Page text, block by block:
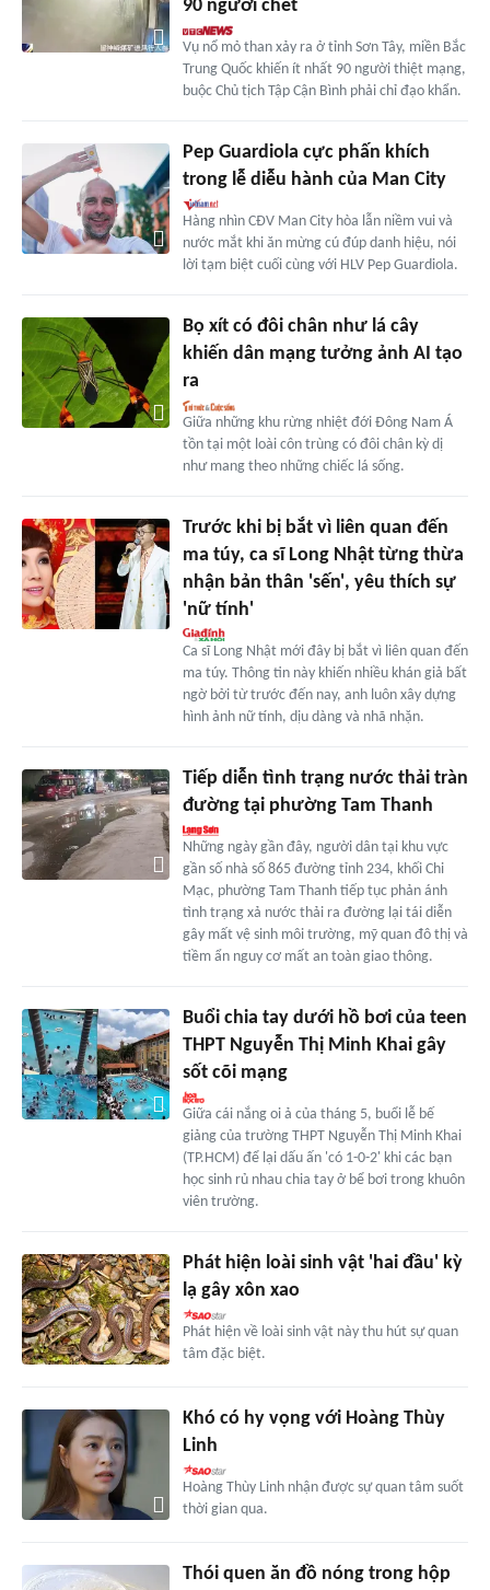
90 người chết
Vụ nổ mỏ than xảy ra ở tỉnh Sơn Tây, miền Bắc
Trung Quốc khiến ít nhất 90 người thiệt mạng,
buộc Chủ tịch Tập Cận Bình phải chỉ đạo khẩn.
Pep Guardiola cực phấn khích
trong lễ diễu hành của Man City
Hàng nhìn CĐV Man City hòa lẫn niềm vui và
nước mắt khi ăn mừng cú đúp danh hiệu, nói
lời tạm biệt cuối cùng với HLV Pep Guardiola.
Bọ xít có đôi chân như lá cây
khiến dân mạng tưởng ảnh AI tạo
ra
Giữa những khu rừng nhiệt đới Đông Nam Á
tồn tại một loài côn trùng có đôi chân kỳ dị
như mang theo những chiếc lá sống.
Trước khi bị bắt vì liên quan đến
ma túy, ca sĩ Long Nhật từng thừa
nhận bản thân 'sến', yêu thích sự
'nữ tính'
Ca sĩ Long Nhật mới đây bị bắt vì liên quan đến
ma túy. Thông tin này khiến nhiều khán giả bất
ngờ bởi từ trước đến nay, anh luôn xây dựng
hình ảnh nữ tính, dịu dàng và nhã nhặn.
Tiếp diễn tình trạng nước thải tràn
đường tại phường Tam Thanh
Những ngày gần đây, người dân tại khu vực
gần số nhà số 865 đường tỉnh 234, khối Chi
Mạc, phường Tam Thanh tiếp tục phản ánh
tình trạng xả nước thải ra đường lại tái diễn
gây mất vệ sinh môi trường, mỹ quan đô thị và
tiềm ẩn nguy cơ mất an toàn giao thông.
Buổi chia tay dưới hồ bơi của teen
THPT Nguyễn Thị Minh Khai gây
sốt cõi mạng
Giữa cái nắng oi ả của tháng 5, buổi lễ bế
giảng của trường THPT Nguyễn Thị Minh Khai
(TP.HCM) để lại dấu ấn 'có 1-0-2' khi các bạn
học sinh rủ nhau chia tay ở bể bơi trong khuôn
viên trường.
Phát hiện loài sinh vật 'hai đầu' kỳ
lạ gây xôn xao
Phát hiện về loài sinh vật này thu hút sự quan
tâm đặc biệt.
Khó có hy vọng với Hoàng Thùy
Linh
Hoàng Thùy Linh nhận được sự quan tâm suốt
thời gian qua.
Thói quen ăn đồ nóng trong hộp